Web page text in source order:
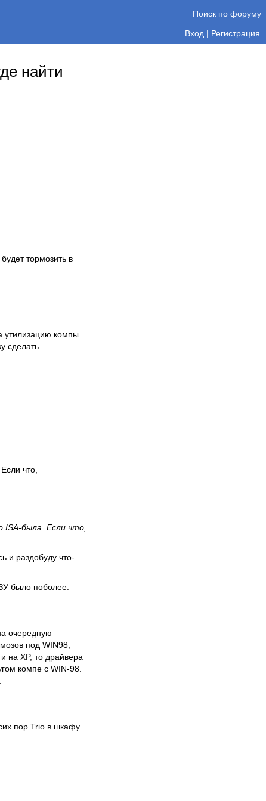
Поиск по форуму
Вход | Регистрация
найти
тормозить в
утилизацию компы
сделать.
что,
была. Если что,
и раздобуду что-
было поболее.
очередную
под WIN98,
на XP, то драйвера
компе с WIN-98.
пор Trio в шкафу